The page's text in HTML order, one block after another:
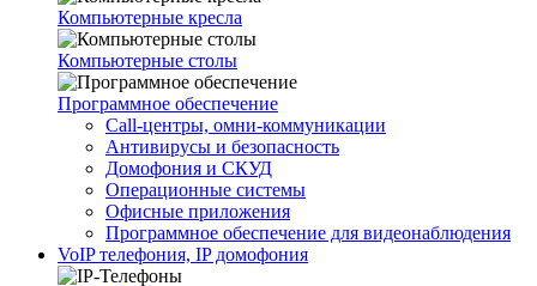
Компьютерные кресла
Компьютерные столы
Программное обеспечение
Call-центры, омни-коммуникации
Антивирусы и безопасность
Домофония и СКУД
Операционные системы
Офисные приложения
Программное обеспечение для видеонаблюдения
VoIP телефония, IP домофония